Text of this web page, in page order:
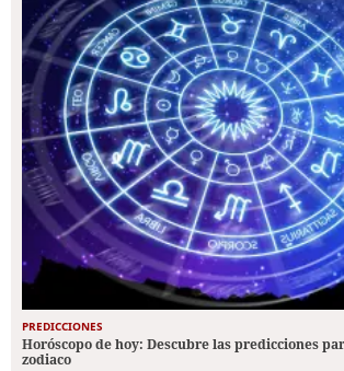
PREDICCIONES
Horóscopo de hoy: Descubre las predicciones
zodiaco